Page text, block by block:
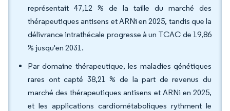
représentait 47,12 % de la taille du marché des
thérapeutiques antisens et ARNi en 2025, tandis que la
délivrance intrathécale progresse à un TCAC de 19,86
% jusqu'en 2031.
Par domaine thérapeutique, les maladies génétiques
rares ont capté 38,21 % de la part de revenus du
marché des thérapeutiques antisens et ARNi en 2025,
et les applications cardiométaboliques rythment le